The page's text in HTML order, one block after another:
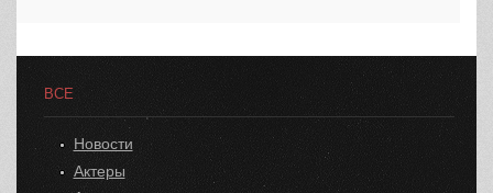
ВСЕ
Новости
Актеры